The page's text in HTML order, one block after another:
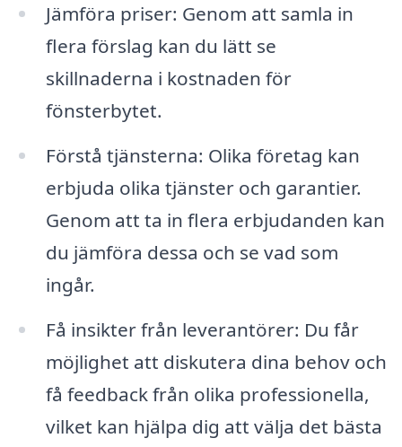
Jämföra priser: Genom att samla in
flera förslag kan du lätt se
skillnaderna i kostnaden för
fönsterbytet.
Förstå tjänsterna: Olika företag kan
erbjuda olika tjänster och garantier.
Genom att ta in flera erbjudanden kan
du jämföra dessa och se vad som
ingår.
Få insikter från leverantörer: Du får
möjlighet att diskutera dina behov och
få feedback från olika professionella,
vilket kan hjälpa dig att välja det bästa